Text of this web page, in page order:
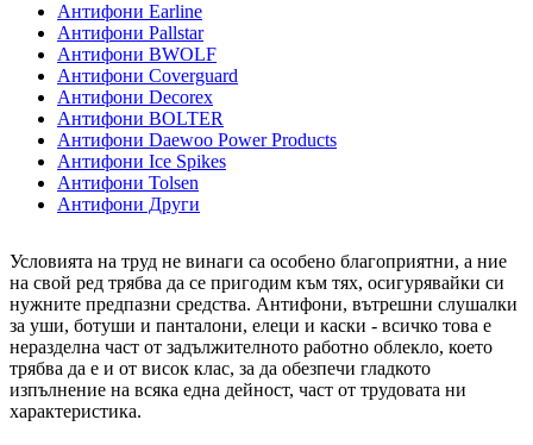
Антифони Earline
Антифони Pallstar
Антифони BWOLF
Антифони Coverguard
Антифони Decorex
Антифони BOLTER
Антифони Daewoo Power Products
Антифони Ice Spikes
Антифони Tolsen
Антифони Други
Условията на труд не винаги са особено благоприятни, а ние
на свой ред трябва да се пригодим към тях, осигурявайки си
нужните предпазни средства. Антифони, вътрешни слушалки
за уши, ботуши и панталони, елеци и каски - всичко това е
неразделна част от задължителното работно облекло, което
трябва да е и от висок клас, за да обезпечи гладкото
изпълнение на всяка една дейност, част от трудовата ни
характеристика.